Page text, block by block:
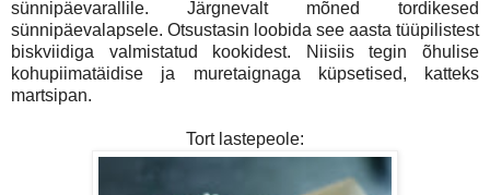
sünnipäevarallile. Järgnevalt mõned tordikesed
sünnipäevalapsele. Otsustasin loobida see aasta tüüpilistest
biskviidiga valmistatud kookidest. Niisiis tegin õhulise
kohupiimatäidise ja muretaignaga küpsetised, katteks
martsipan.
Tort lastepeole: